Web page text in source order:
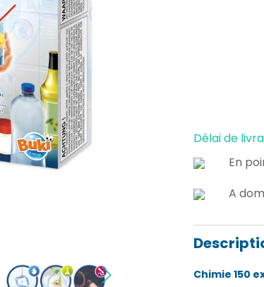
Délai de
En
A
Chimie 150